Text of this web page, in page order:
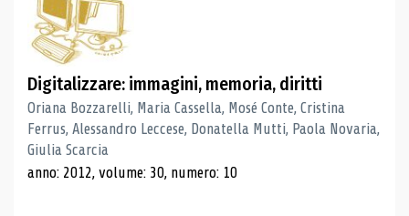
Digitalizzare: immagini, memoria, diritti
Oriana Bozzarelli, Maria Cassella, Mosé Conte, Cristina
Ferrus, Alessandro Leccese, Donatella Mutti, Paola Novaria,
Giulia Scarcia
anno: 2012, volume: 30, numero: 10